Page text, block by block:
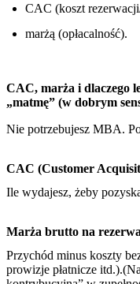
CAC (koszt
marżą (opłacalność).
CAC, marża i dlaczego
„matmę” (w dobrym
Nie potrzebujesz MBA.
CAC (Customer
Ile wydajesz, żeby
Marża brutto na
Przychód minus koszty
prowizje płatnicze